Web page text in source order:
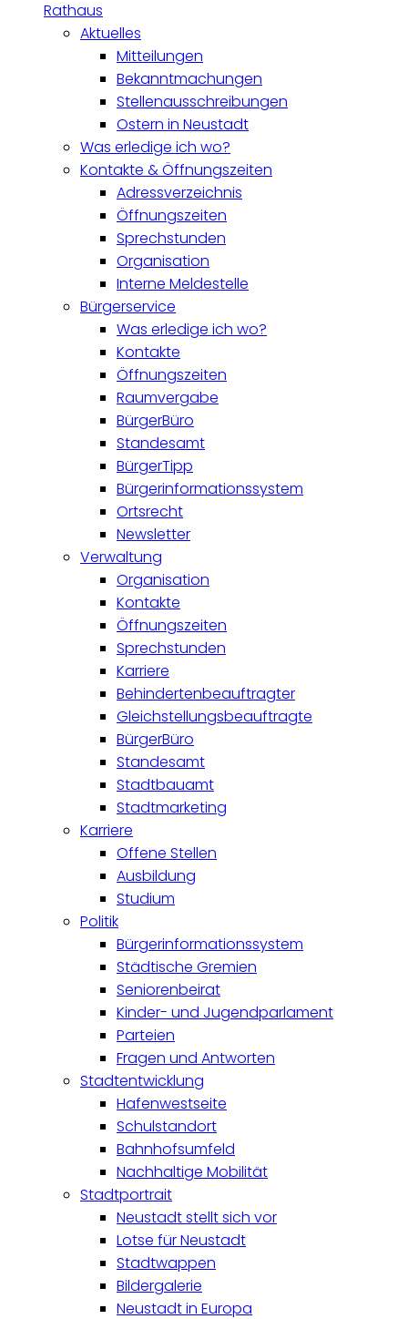
Rathaus
Aktuelles
Mitteilungen
Bekanntmachungen
Stellenausschreibungen
Ostern in Neustadt
Was erledige ich wo?
Kontakte & Öffnungszeiten
Adressverzeichnis
Öffnungszeiten
Sprechstunden
Organisation
Interne Meldestelle
Bürgerservice
Was erledige ich wo?
Kontakte
Öffnungszeiten
Raumvergabe
BürgerBüro
Standesamt
BürgerTipp
Bürgerinformationssystem
Ortsrecht
Newsletter
Verwaltung
Organisation
Kontakte
Öffnungszeiten
Sprechstunden
Karriere
Behindertenbeauftragter
Gleichstellungsbeauftragte
BürgerBüro
Standesamt
Stadtbauamt
Stadtmarketing
Karriere
Offene Stellen
Ausbildung
Studium
Politik
Bürgerinformationssystem
Städtische Gremien
Seniorenbeirat
Kinder- und Jugendparlament
Parteien
Fragen und Antworten
Stadtentwicklung
Hafenwestseite
Schulstandort
Bahnhofsumfeld
Nachhaltige Mobilität
Stadtportrait
Neustadt stellt sich vor
Lotse für Neustadt
Stadtwappen
Bildergalerie
Neustadt in Europa